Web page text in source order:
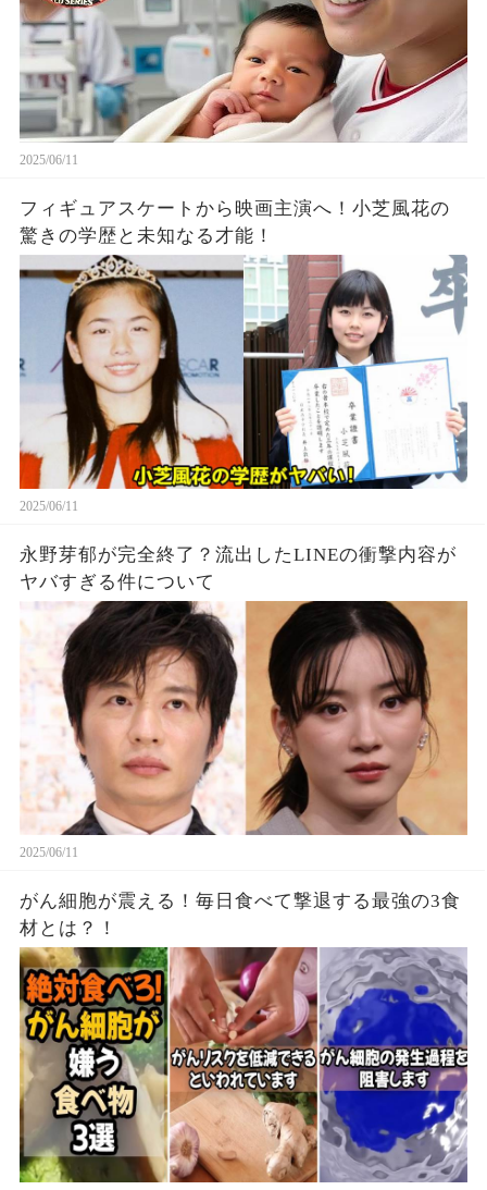
2025/06/11
フィギュアスケートから映画主演へ！小芝風花の
驚きの学歴と未知なる才能！
2025/06/11
永野芽郁が完全終了？流出したLINEの衝撃内容が
ヤバすぎる件について
2025/06/11
がん細胞が震える！毎日食べて撃退する最強の3食
材とは？！